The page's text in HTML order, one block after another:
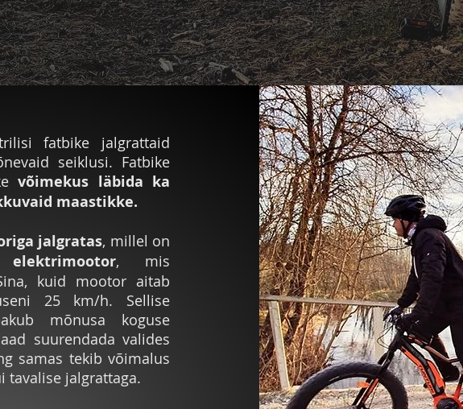
fatbike jalgrattaid
seiklusi. Fatbike
võimekus läbida ka
maastikke.
jalgratas, millel on
, mis
kuid mootor aitab
25 km/h. Sellise
mõnusa koguse
suurendada valides
samas tekib võimalus
tavalise jalgrattaga.